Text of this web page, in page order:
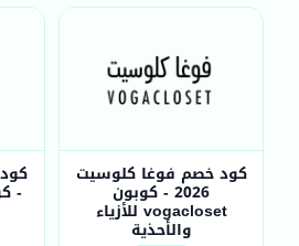
كود خصم فوغا كلوسيت
2026 - كوبون
vogacloset للأزياء
والأحذية